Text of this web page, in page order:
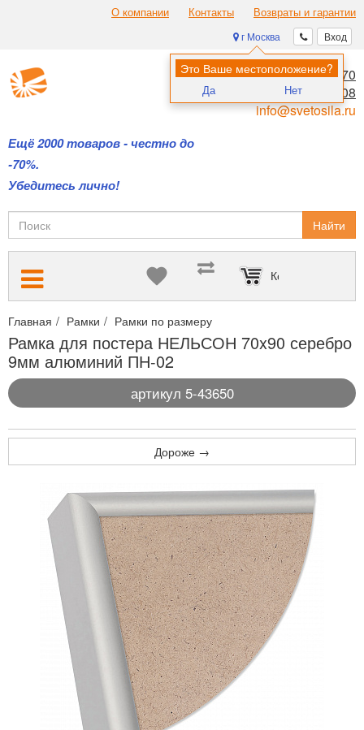
О компании Контакты Возвраты и гарантии
Вход
г Москва
Это Ваше местоположение?
Да Нет
Ещё 2000 товаров - честно до
-70%.
Убедитесь лично!
8 (495) 970-00-70
8 (800) 700-11-08
info@svetosila.ru
Найти
Корзина пуста
Главная Рамки Рамки по размеру
Рамка для постера НЕЛЬСОН 70x90 серебро
9мм алюминий ПН-02
артикул 5-43650
Дороже →